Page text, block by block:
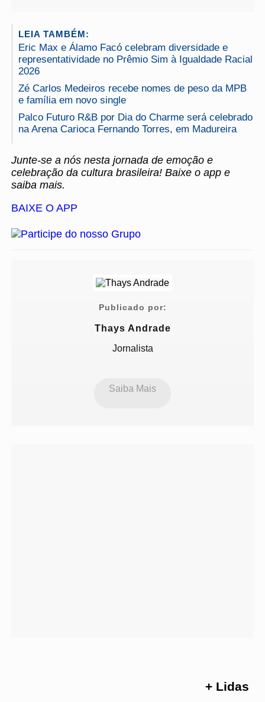
LEIA TAMBÉM:
Eric Max e Álamo Facó celebram diversidade e
representatividade no Prêmio Sim à Igualdade Racial
2026
Zé Carlos Medeiros recebe nomes de peso da MPB
e família em novo single
Palco Futuro R&B por Dia do Charme será celebrado
na Arena Carioca Fernando Torres, em Madureira
Junte-se a nós nesta jornada de emoção e
celebração da cultura brasileira! Baixe o app e
saiba mais.
BAIXE O APP
Publicado por:
Thays Andrade
Jornalista
Saiba Mais
+ Lidas